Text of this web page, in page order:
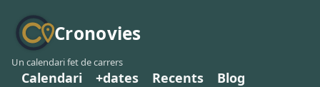
Cronovies
Un calendari fet de carrers
Calendari +dates Recents
Blog